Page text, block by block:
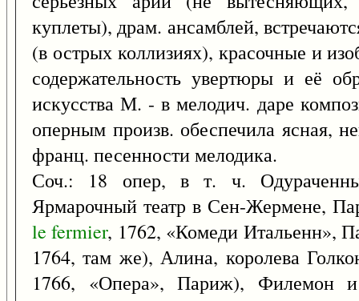
куплеты), драм. ансамблей,
(в острых коллизиях), красочные и
содержательность увертюры и её
искусства М. - в мелодич. даре
оперным произв. обеспечила ясная,
франц. песенности мелодика.
Соч.: 18 опер, в т. ч.
Ярмарочный театр в Сен-Жермене,
le fermier, 1762, «Комеди Итальенн»,
1764, там же), Алина, королева
1766, «Опера», Париж), Филемон и